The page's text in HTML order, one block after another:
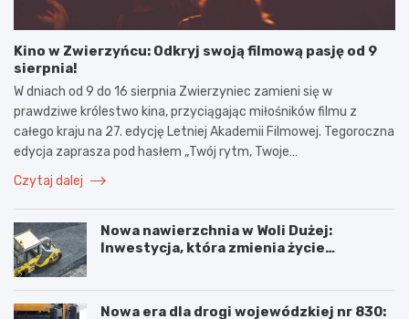
Kino w Zwierzyńcu: Odkryj swoją filmową pasję od 9
sierpnia!
W dniach od 9 do 16 sierpnia Zwierzyniec zamieni się w
prawdziwe królestwo kina, przyciągając miłośników filmu z
całego kraju na 27. edycję Letniej Akademii Filmowej. Tegoroczna
edycja zaprasza pod hasłem „Twój rytm, Twoje…
Czytaj dalej
Nowa nawierzchnia w Woli Dużej:
Inwestycja, która zmienia życie
Nowa era dla drogi wojewódzkiej nr 830: